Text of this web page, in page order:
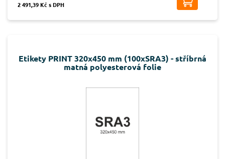
2 491,39 Kč s DPH
Etikety PRINT 320x450 mm (100xSRA3) - stříbrná
matná polyesterová folie